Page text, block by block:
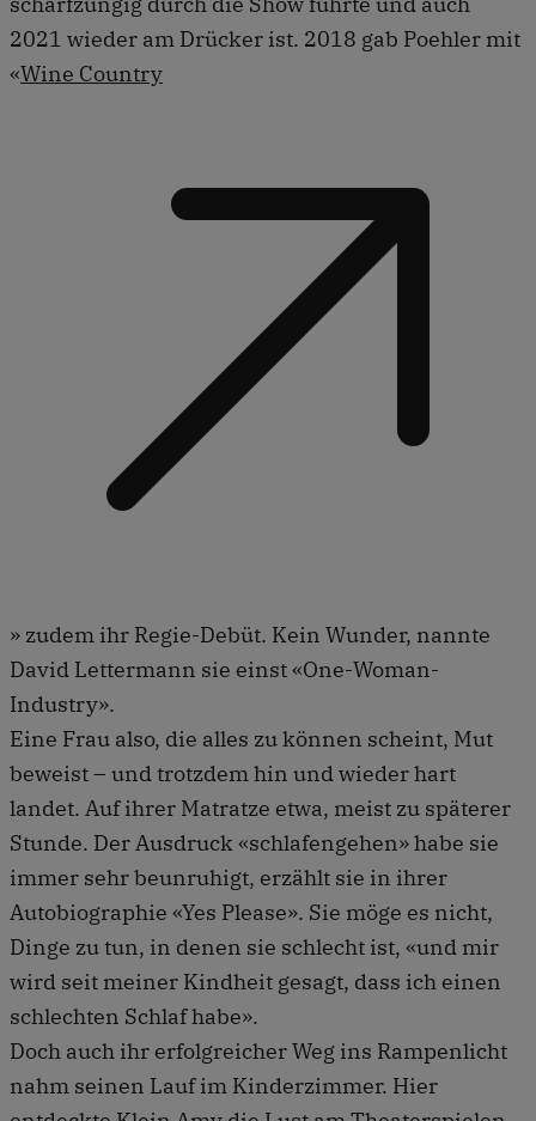
2021 wieder am Drücker ist. 2018 gab Poehler mit
«Wine Country
» zudem ihr Regie-Debüt. Kein Wunder, nannte
David Lettermann sie einst «One-Woman-
Industry».
Eine Frau also, die alles zu können scheint, Mut
beweist – und trotzdem hin und wieder hart
landet. Auf ihrer Matratze etwa, meist zu späterer
Stunde. Der Ausdruck «schlafengehen» habe sie
immer sehr beunruhigt, erzählt sie in ihrer
Autobiographie «Yes Please». Sie möge es nicht,
Dinge zu tun, in denen sie schlecht ist, «und mir
wird seit meiner Kindheit gesagt, dass ich einen
schlechten Schlaf habe».
Doch auch ihr erfolgreicher Weg ins Rampenlicht
nahm seinen Lauf im Kinderzimmer. Hier